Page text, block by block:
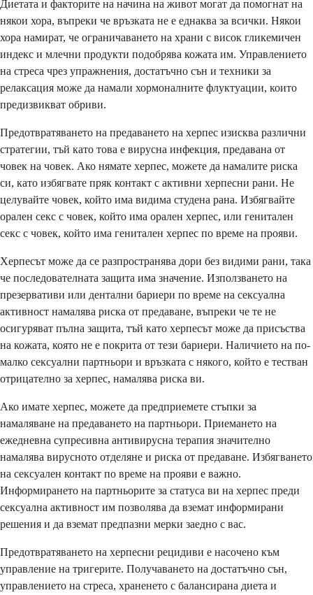
Диетата и факторите на начина на живот могат да помогнат на
някои хора, въпреки че връзката не е еднаква за всички. Някои
хора намират, че ограничаването на храни с висок гликемичен
индекс и млечни продукти подобрява кожата им. Управлението
на стреса чрез упражнения, достатъчно сън и техники за
релаксация може да намали хормоналните флуктуации, които
предизвикват обриви.
Предотвратяването на предаването на херпес изисква различни
стратегии, тъй като това е вирусна инфекция, предавана от
човек на човек. Ако нямате херпес, можете да намалите риска
си, като избягвате пряк контакт с активни херпесни рани. Не
целувайте човек, който има видима студена рана. Избягвайте
орален секс с човек, който има орален херпес, или генитален
секс с човек, който има генитален херпес по време на прояви.
Херпесът може да се разпространява дори без видими рани, така
че последователната защита има значение. Използването на
презервативи или дентални бариери по време на сексуална
активност намалява риска от предаване, въпреки че те не
осигуряват пълна защита, тъй като херпесът може да присъства
на кожата, която не е покрита от тези бариери. Наличието на по-
малко сексуални партньори и връзката с някого, който е тестван
отрицателно за херпес, намалява риска ви.
Ако имате херпес, можете да предприемете стъпки за
намаляване на предаването на партньори. Приемането на
ежедневна супресивна антивирусна терапия значително
намалява вирусното отделяне и риска от предаване. Избягването
на сексуален контакт по време на прояви е важно.
Информирането на партньорите за статуса ви на херпес преди
сексуална активност им позволява да вземат информирани
решения и да вземат предпазни мерки заедно с вас.
Предотвратяването на херпесни рецидиви е насочено към
управление на тригерите. Получаването на достатъчно сън,
управлението на стреса, храненето с балансирана диета и